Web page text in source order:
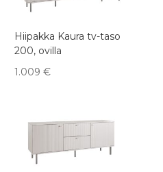
Hiipakka Kaura tv-taso
200, ovilla
1.009€